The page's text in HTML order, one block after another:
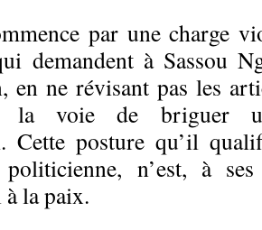
par une charge
demandent à Sassou
en ne révisant pas les
la voie de briguer
Cette posture qu’il
politicienne, n’est, à
la paix.